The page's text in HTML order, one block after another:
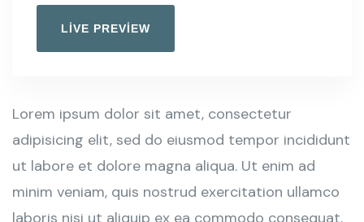
LIVE PREVIEW
Lorem ipsum dolor sit amet, consectetur
adipisicing elit, sed do eiusmod tempor incididunt
ut labore et dolore magna aliqua. Ut enim ad
minim veniam, quis nostrud exercitation ullamco